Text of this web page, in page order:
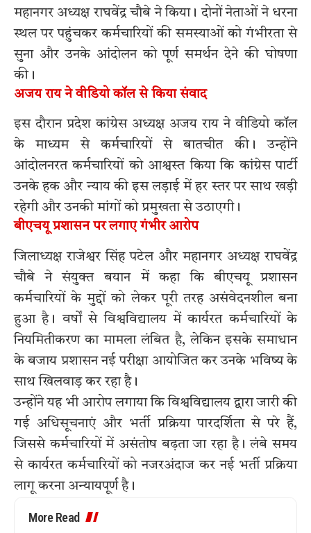
महानगर अध्यक्ष राघवेंद्र चौबे ने किया। दोनों नेताओं ने धरना
स्थल पर पहुंचकर कर्मचारियों की समस्याओं को गंभीरता से
सुना और उनके आंदोलन को पूर्ण समर्थन देने की घोषणा
की।
अजय राय ने वीडियो कॉल से किया संवाद
इस दौरान प्रदेश कांग्रेस अध्यक्ष अजय राय ने वीडियो कॉल
के माध्यम से कर्मचारियों से बातचीत की। उन्होंने
आंदोलनरत कर्मचारियों को आश्वस्त किया कि कांग्रेस पार्टी
उनके हक और न्याय की इस लड़ाई में हर स्तर पर साथ खड़ी
रहेगी और उनकी मांगों को प्रमुखता से उठाएगी।
बीएचयू प्रशासन पर लगाए गंभीर आरोप
जिलाध्यक्ष राजेश्वर सिंह पटेल और महानगर अध्यक्ष राघवेंद्र
चौबे ने संयुक्त बयान में कहा कि बीएचयू प्रशासन
कर्मचारियों के मुद्दों को लेकर पूरी तरह असंवेदनशील बना
हुआ है। वर्षों से विश्वविद्यालय में कार्यरत कर्मचारियों के
नियमितीकरण का मामला लंबित है, लेकिन इसके समाधान
के बजाय प्रशासन नई परीक्षा आयोजित कर उनके भविष्य के
साथ खिलवाड़ कर रहा है।
उन्होंने यह भी आरोप लगाया कि विश्वविद्यालय द्वारा जारी की
गई अधिसूचनाएं और भर्ती प्रक्रिया पारदर्शिता से परे हैं,
जिससे कर्मचारियों में असंतोष बढ़ता जा रहा है। लंबे समय
से कार्यरत कर्मचारियों को नजरअंदाज कर नई भर्ती प्रक्रिया
लागू करना अन्यायपूर्ण है।
More Read